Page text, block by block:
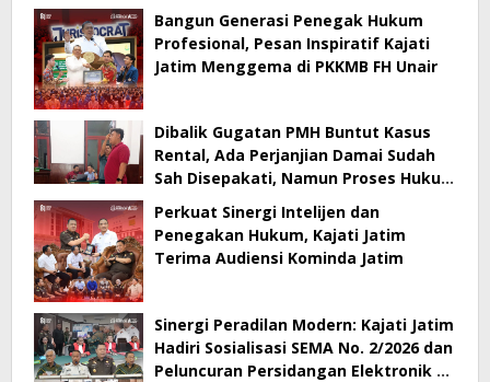
Bangun Generasi Penegak Hukum
Profesional, Pesan Inspiratif Kajati
Jatim Menggema di PKKMB FH Unair
Dibalik Gugatan PMH Buntut Kasus
Rental, Ada Perjanjian Damai Sudah
Sah Disepakati, Namun Proses Hukum
Berlanjut
Perkuat Sinergi Intelijen dan
Penegakan Hukum, Kajati Jatim
Terima Audiensi Kominda Jatim
Sinergi Peradilan Modern: Kajati Jatim
Hadiri Sosialisasi SEMA No. 2/2026 dan
Peluncuran Persidangan Elektronik di